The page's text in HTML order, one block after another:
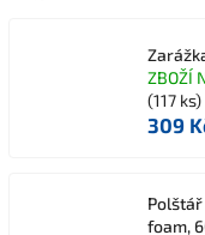
ZBOŽÍ
(117 ks)
309
foam,